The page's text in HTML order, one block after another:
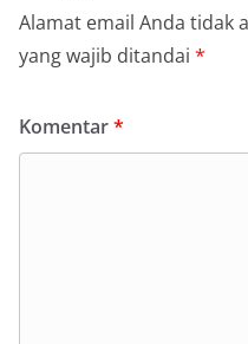
Alamat email Anda tidak
yang wajib ditandai *
Komentar*